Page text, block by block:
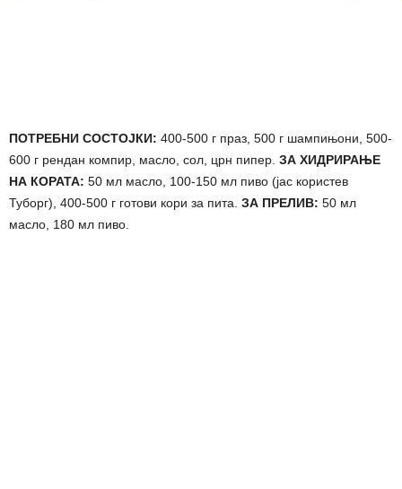
ПОТРЕБНИ СОСТОЈКИ: 400-500 г праз, 500 г шампињони, 500-
600 г рендан компир, масло, сол, црн пипер. ЗА ХИДРИРАЊЕ
НА КОРАТА: 50 мл масло, 100-150 мл пиво (јас користев
Туборг), 400-500 г готови кори за пита. ЗА ПРЕЛИВ: 50 мл
масло, 180 мл пиво.